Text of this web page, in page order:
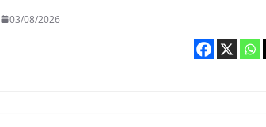
03/08/2026